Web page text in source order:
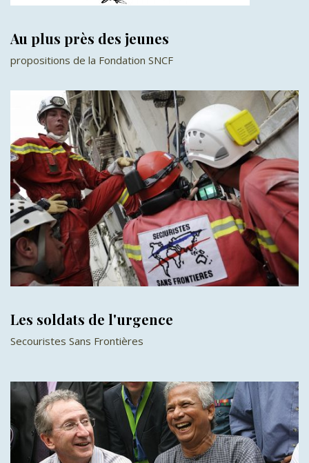
Au plus près des jeunes
propositions de la Fondation SNCF
Les soldats de l'urgence
Secouristes Sans Frontières